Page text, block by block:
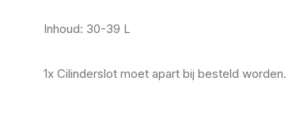
Inhoud: 30-39 L
1x Cilinderslot moet apart bij besteld worden.